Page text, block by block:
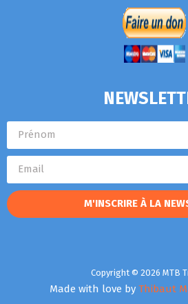
M'INSCRIRE À LA
Copyright © 2026 MTB
Made with love by Thibaut